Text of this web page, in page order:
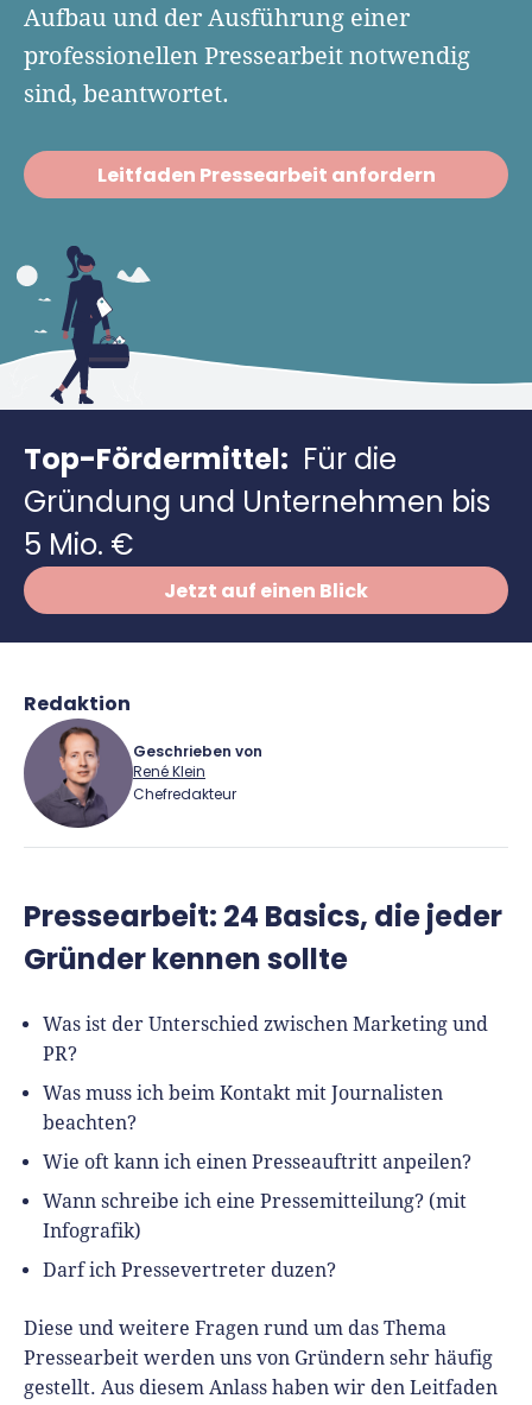
Versicherungen
Kontokorrenkredit
Flexible Kreditlinie
Firmenkonto
Gründungsassistent
Finanzplan Tool
Buchhaltungssoftware
Weitere Tools & Vorlagen
Vergleiche
Geförderte Beratung
Finanzierungsangebote
Marke, AGB & Datenschutz
Geschäftskonto eröffnen
Richtig versichern
Steuerberatung
Software
Deals
Aufbau und der Ausführung einer
professionellen Pressearbeit notwendig
sind, beantwortet.
Leitfaden Pressearbeit anfordern
Top-Fördermittel: Für die
Gründung und Unternehmen bis
5 Mio. €
Jetzt auf einen Blick
Redaktion
Geschrieben von
René Klein
Chefredakteur
Für-Gründer.de Redaktion
Inhalte und echte Insights an die Hand zu
geben. Das tut er als Chefredakteur,
Podcast-Host, Webinar-Moderator und auf
unserem YouTube-Kanal.
Er ist Interviewpartner in anderen Medien
und verfasst Fachbeiträge zu
Pressearbeit: 24 Basics, die jeder
Gründer kennen sollte
Was ist der Unterschied zwischen Marketing und
PR?
Was muss ich beim Kontakt mit Journalisten
beachten?
Wie oft kann ich einen Presseauftritt anpeilen?
Wann schreibe ich eine Pressemitteilung? (mit
Infografik)
Darf ich Pressevertreter duzen?
Diese und weitere Fragen rund um das Thema
Pressearbeit werden uns von Gründern sehr häufig
gestellt. Aus diesem Anlass haben wir den Leitfaden